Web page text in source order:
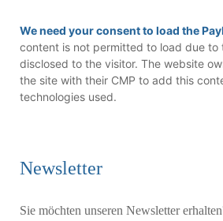
We need your consent to load the
content is not permitted to load due to
disclosed to the visitor. The website
the site with their CMP to add this
technologies used.
Newsletter
Sie möchten unseren Newsletter